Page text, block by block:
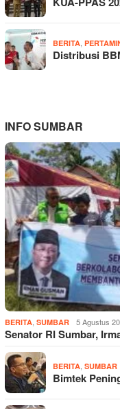
BERITA
Distribusi
INFO SUMBAR
BERITA SUMBAR 5 Agustus
Senator RI Sumbar,
BERITA SUMBAR
Bimtek